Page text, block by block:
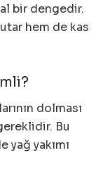
bir dengedir.
hem de kas
dolması
Bu
yağ yakımı